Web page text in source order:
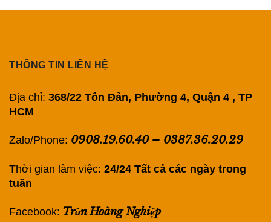
THÔNG TIN LIÊN HỆ
Địa chỉ: 368/22 Tôn Đản, Phường 4, Quận 4 , TP
HCM
Zalo/Phone: 0908.19.60.40– 0387.36.20.29
Thời gian làm việc: 24/24 Tất cả các ngày trong
tuần
Facebook: Trần Hoàng Nghiệp